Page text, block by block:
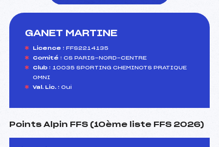
GANET MARTINE
Licence : FFS2214135
Comité : CS PARIS-NORD-CENTRE
Club : 10035 SPORTING CHEMINOTS PRATIQUE
OMNI
Val. Lic. : Oui
Points Alpin FFS (10ème liste FFS 2026)